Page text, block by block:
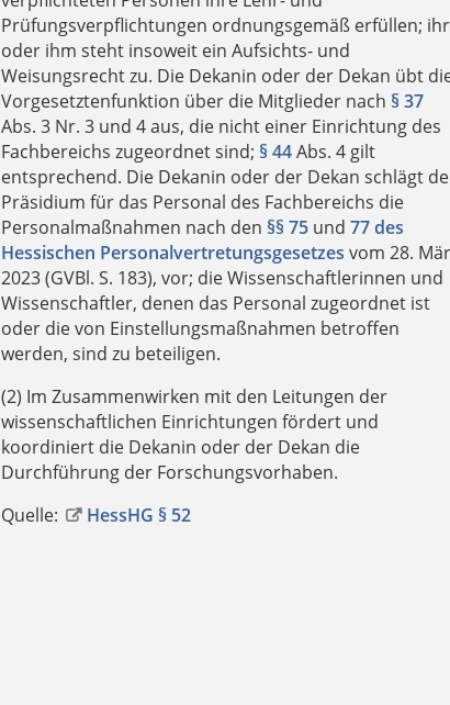
Prüfungsverpflichtungen ordnungsgemäß erfüllen; ihr
oder ihm steht insoweit ein Aufsichts- und
Weisungsrecht zu. Die Dekanin oder der Dekan übt
Vorgesetztenfunktion über die Mitglieder nach § 37
Abs. 3 Nr. 3 und 4 aus, die nicht einer Einrichtung des
Fachbereichs zugeordnet sind; § 44Abs. 4 gilt
entsprechend. Die Dekanin oder der Dekan schlägt
Präsidium für das Personal des Fachbereichs die
Personalmaßnahmen nach den §§ 75 und 77 des
Hessischen Personalvertretungsgesetzes vom 28.
2023 (GVBl. S. 183), vor; die Wissenschaftlerinnen und
Wissenschaftler, denen das Personal zugeordnet ist
oder die von Einstellungsmaßnahmen betroffen
werden, sind zu beteiligen.
(2) Im Zusammenwirken mit den Leitungen der
wissenschaftlichen Einrichtungen fördert und
koordiniert die Dekanin oder der Dekan die
Durchführung der Forschungsvorhaben.
Quelle:
HessHG § 52